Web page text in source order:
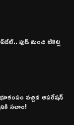
ఫుడ్ నుంచి టికెట్ల
వచ్చిన ఆపరేషన్
సలాం!